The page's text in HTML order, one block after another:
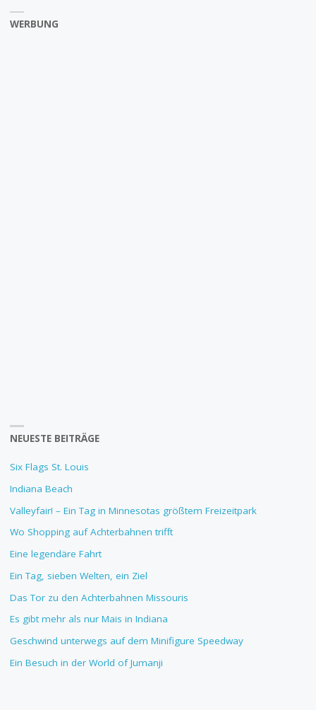
WERBUNG
NEUESTE BEITRÄGE
Six Flags St. Louis
Indiana Beach
Valleyfair! – Ein Tag in Minnesotas größtem Freizeitpark
Wo Shopping auf Achterbahnen trifft
Eine legendäre Fahrt
Ein Tag, sieben Welten, ein Ziel
Das Tor zu den Achterbahnen Missouris
Es gibt mehr als nur Mais in Indiana
Geschwind unterwegs auf dem Minifigure Speedway
Ein Besuch in der World of Jumanji